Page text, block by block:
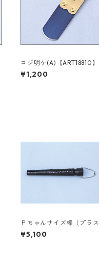
コジ明ケ(A)【ART18810】
¥1,200
Ｐちゃんサイズ棒（プラス
チック製）【ART40050】
¥5,100